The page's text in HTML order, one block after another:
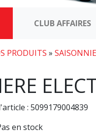
CLUB AFFAIRES
PRODUITS »
: 5099179004839
en stock